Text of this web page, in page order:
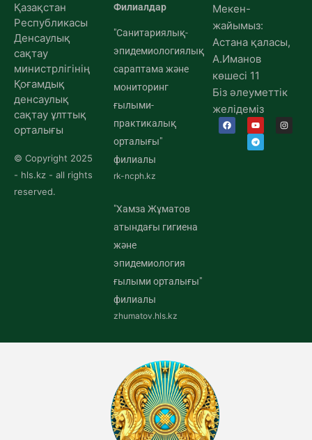
Қазақстан
Республикасы
Денсаулық
сақтау
министрлігінің
Қоғамдық
денсаулық
сақтау ұлттық
орталығы
© Copyright 2025
- hls.kz - all rights
reserved.
Филиалдар
"Санитариялық-
эпидемиологиялық
сараптама және
мониторинг
ғылыми-
практикалық
орталығы"
филиалы
rk-ncph.kz
"Хамза Жұматов
атындағы гигиена
және
эпидемиология
ғылыми орталығы"
филиалы
zhumatov.hls.kz
Мекен-
жайымыз:
Астана қаласы,
А.Иманов
көшесі 11
Біз әлеуметтік
желідеміз